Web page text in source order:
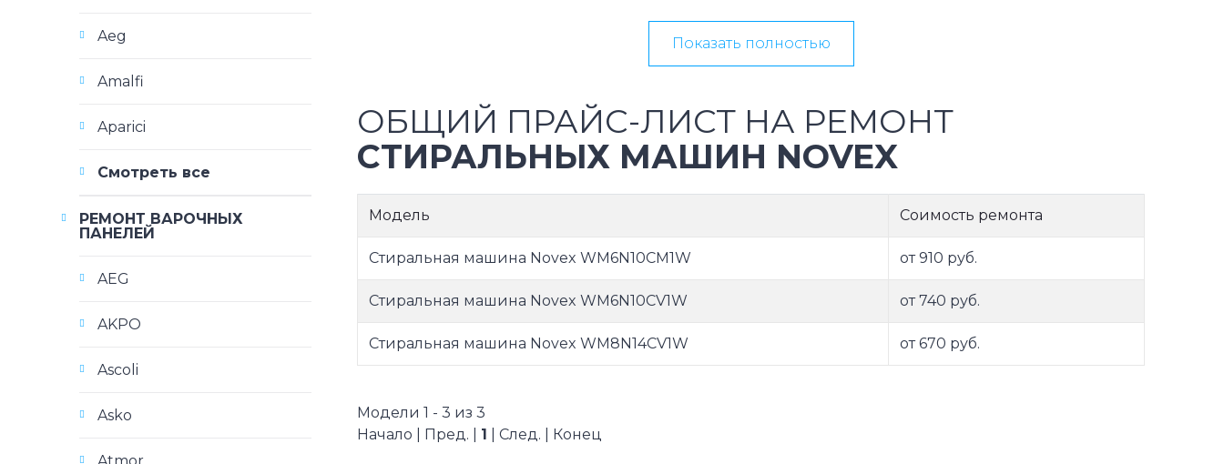
Показать полностью
ОБЩИЙ ПРАЙС-ЛИСТ НА РЕМОНТ
СТИРАЛЬНЫХ МАШИН NOVEX
Модель Соимость ремонта
Стиральная машина Novex WM6N10CM1W от 910 руб.
Стиральная машина Novex WM6N10CV1W от 740 руб.
Стиральная машина Novex WM8N14CV1W от 670 руб.
Модели 1 - 3 из 3
Начало | Пред. | 1 | След. | Конец
Aeg
Amalfi
Aparici
Смотреть все
РЕМОНТ ВАРОЧНЫХ
ПАНЕЛЕЙ
AEG
AKPO
Ascoli
Asko